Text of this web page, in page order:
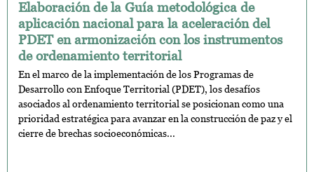
Elaboración de la Guía metodológica de
aplicación nacional para la aceleración del
PDET en armonización con los instrumentos
de ordenamiento territorial
En el marco de la implementación de los Programas de
Desarrollo con Enfoque Territorial (PDET), los desafíos
asociados al ordenamiento territorial se posicionan como una
prioridad estratégica para avanzar en la construcción de paz y el
cierre de brechas socioeconómicas...